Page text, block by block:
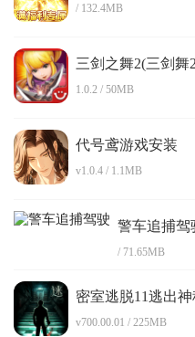
/ 132.4MB
三剑之舞2(三剑舞
1.0.2 / 50MB
代号鸢游戏安装
v1.0.4 / 1.1MB
警车追捕驾
/ 71.65MB
密室逃脱11逃出
v700.00.01 / 225MB